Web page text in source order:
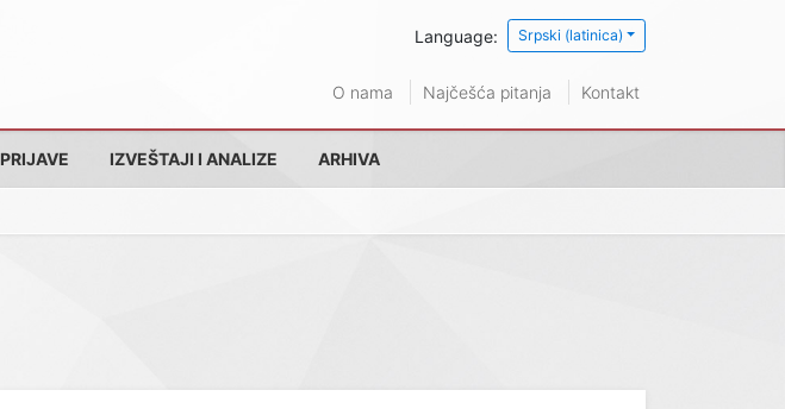
Language: Srpski (latinica)
O nama Najčešća pitanja Kontakt
PRIJAVE IZVEŠTAJI I ANALIZE ARHIVA